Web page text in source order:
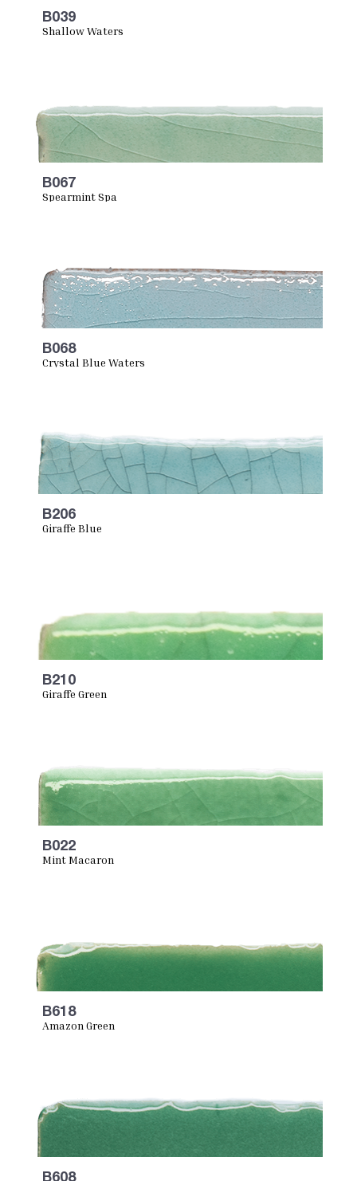
B039
Shallow Waters
B067
Spearmint Spa
B068
Crystal Blue Waters
B206
Giraffe Blue
B210
Giraffe Green
B022
Mint Macaron
B618
Amazon Green
B608